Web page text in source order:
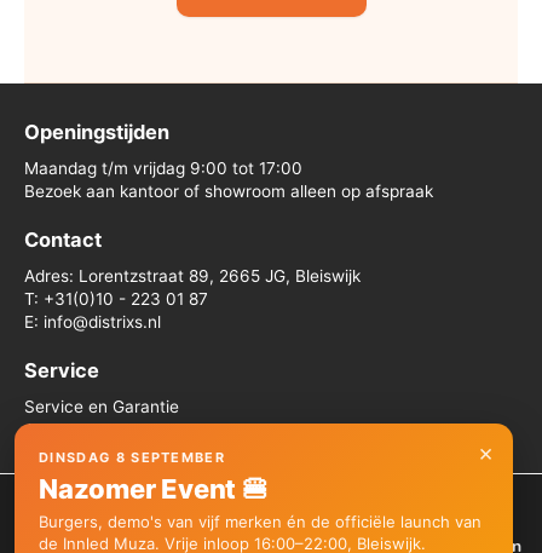
Openingstijden
Maandag t/m vrijdag 9:00 tot 17:00
Bezoek aan kantoor of showroom alleen op afspraak
Contact
Adres: Lorentzstraat 89, 2665 JG, Bleiswijk
T: +31(0)10 - 223 01 87
E: info@distrixs.nl
Service
Service en Garantie
Algemene voorwaarden
Copyright © 2026 Distrixs
We gebruiken cookies om je de beste ervaring op onze site te
bieden.
Je kunt meer informatie vinden over welke cookies we gebruiken
×
DINSDAG 8 SEPTEMBER
Nazomer Event 🍔
Burgers, demo's van vijf merken én de officiële launch van
de Innled Muza. Vrije inloop 16:00–22:00, Bleiswijk.